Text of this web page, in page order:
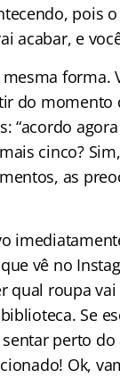
pois
acabar, e
forma.
do
“acordo
cinco?
as
vê no
qual roupa
Se
perto
Ok,